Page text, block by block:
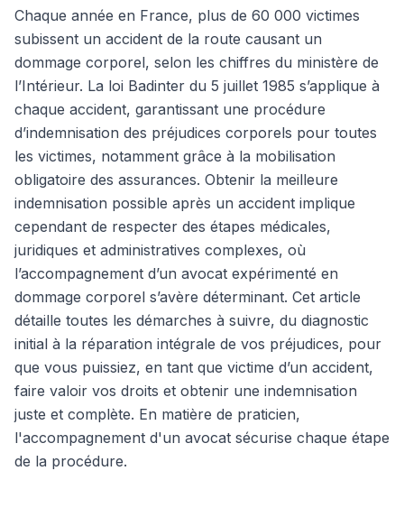
Chaque année en France, plus de 60 000 victimes
subissent un accident de la route causant un
dommage corporel, selon les chiffres du ministère de
l’Intérieur. La loi Badinter du 5 juillet 1985 s’applique à
chaque accident, garantissant une procédure
d’indemnisation des préjudices corporels pour toutes
les victimes, notamment grâce à la mobilisation
obligatoire des assurances. Obtenir la meilleure
indemnisation possible après un accident implique
cependant de respecter des étapes médicales,
juridiques et administratives complexes, où
l’accompagnement d’un avocat expérimenté en
dommage corporel s’avère déterminant. Cet article
détaille toutes les démarches à suivre, du diagnostic
initial à la réparation intégrale de vos préjudices, pour
que vous puissiez, en tant que victime d’un accident,
faire valoir vos droits et obtenir une indemnisation
juste et complète. En matière de praticien,
l'accompagnement d'un avocat sécurise chaque étape
de la procédure.